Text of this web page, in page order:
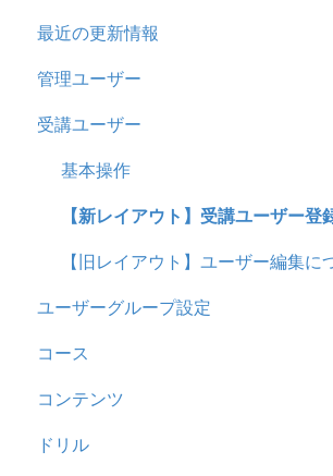
契約
トライアル
カスタマイズ
インターネット・セキュリティ
料金
管理ユーザー・受講ユーザー
履歴
コンテンツ
CSV
ドキュメント
最近の更新情報
2026年8月アップデート
2026年2月アップデート
2025年10月アップデート
2025年9月アップデート
2025年3月アップデート
2024年12月アップデート
2024年8月アップデート
2024年5月アップデート
2023年12月アップデート
管理ユーザー
管理ユーザーの統合について
管理ユーザーについて
ロールと権限
受講ユーザー
基本操作
【新レイアウト】受講ユーザー登
【旧レイアウト】ユーザー編集に
ユーザーグループ設定
【新レイアウト】ユーザーグルー
【旧レイアウト】ユーザーグルー
コース
基本操作
新レイアウト
コンテンツ
ビデオ
ドリル